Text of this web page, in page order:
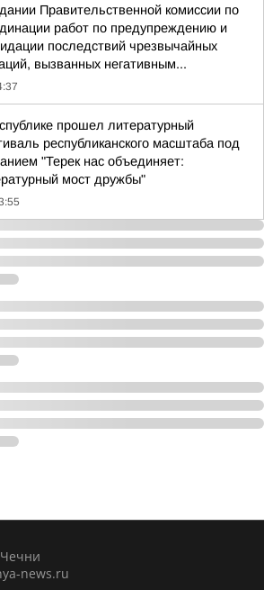
Правительственной комиссии по
работ по предупреждению и
последствий чрезвычайных
вызванных негативным...
прошел литературный
республиканского масштаба под
"Терек нас объединяет:
мост дружбы"
news.ru